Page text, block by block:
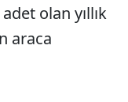
olan yıllık
araca